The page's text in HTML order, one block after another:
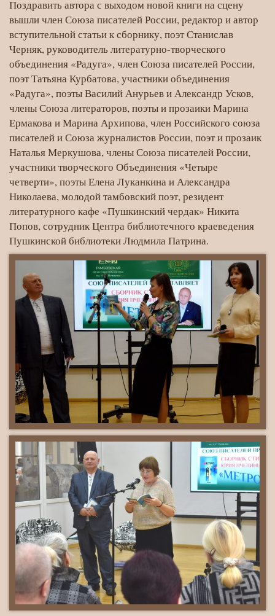
Поздравить автора с выходом новой книги на сцену
вышли член Союза писателей России, редактор и автор
вступительной статьи к сборнику, поэт Станислав
Черняк, руководитель литературно-творческого
объединения «Радуга», член Союза писателей России,
поэт Татьяна Курбатова, участники объединения
«Радуга», поэты Василий Анурьев и Александр Усков,
члены Союза литераторов, поэты и прозаики Марина
Ермакова и Марина Архипова, член Российского союза
писателей и Союза журналистов России, поэт и прозаик
Наталья Меркушова, члены Союза писателей России,
участники творческого Объединения «Четыре
четверти», поэты Елена Луканкина и Александра
Николаева, молодой тамбовский поэт, резидент
литературного кафе «Пушкинский чердак» Никита
Попов, сотрудник Центра библиотечного краеведения
Пушкинской библиотеки Людмила Патрина.